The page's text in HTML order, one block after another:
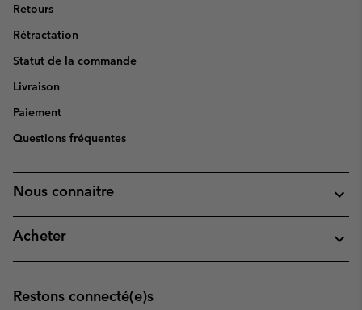
Retours
Rétractation
Statut de la commande
Livraison
Paiement
Questions fréquentes
Nous connaitre
Acheter
Restons connecté(e)s